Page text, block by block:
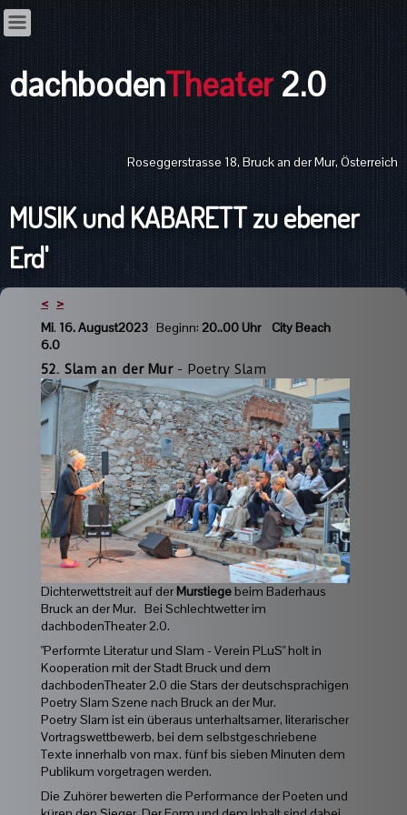
dachbodenTheater2.0
Roseggerstrasse 18, Bruck an der Mur, Österreich
MUSIK und KABARETT zu ebener
Erd'
< >
Mi. 16. August2023 Beginn: 20..00 Uhr City Beach
6.0
52. Slam an der Mur- Poetry Slam
Dichterwettstreit auf derMurstiegebeim Baderhaus
Bruck an der Mur. Bei Schlechtwetter im
dachbodenTheater 2.0.
"Performte Literatur und Slam - Verein PLuS" holt in
Kooperation mit der Stadt Bruck und dem
dachbodenTheater 2.0 die Stars der deutschsprachigen
Poetry Slam Szene nach Bruck an der Mur.
Poetry Slam ist ein überaus unterhaltsamer, literarischer
Vortragswettbewerb, bei dem selbstgeschriebene
Texte innerhalb von max. fünf bis sieben Minuten dem
Publikum vorgetragen werden.
Die Zuhörer bewerten die Performance der Poeten und